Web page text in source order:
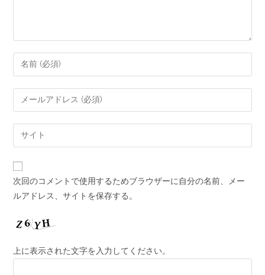
次回のコメントで使用するためブラウザーに自分の名前、メー
ルアドレス、サイトを保存する。
上に表示された文字を入力してください。